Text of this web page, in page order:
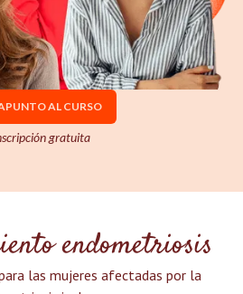
AL CURSO
gratuita
endometriosis
las mujeres afectadas por la